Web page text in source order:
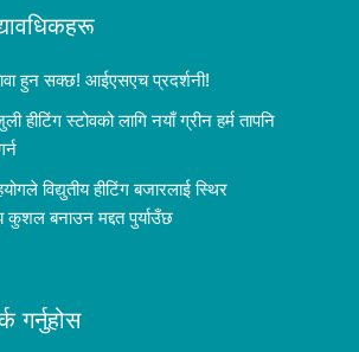
हावा हुन सक्छ! आईएसएच प्रदर्शनी!
हीटिंग स्टोवको लागि नयाँ ग्रीन हर्म तापनि
विद्युतीय हीटिंग बजारलाई स्थिर
बनाउन मद्दत पुर्याउँछ
गर्नुहोस